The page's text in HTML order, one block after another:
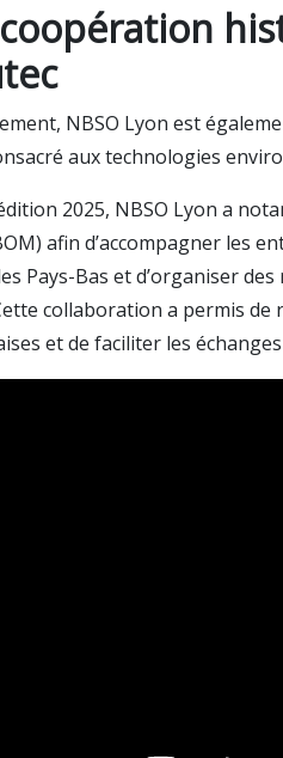
NBSO Lyon est
aux technologies
2025, NBSO Lyon a
afin d’accompagner les
Pays-Bas et d’organiser
collaboration a permis
et de faciliter les